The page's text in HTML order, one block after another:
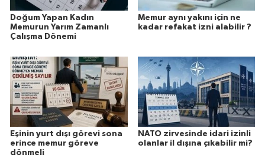
Doğum Yapan Kadın
Memurun Yarım Zamanlı
Çalışma Dönemi
Memur aynı yakını için ne
kadar refakat izni alabilir ?
Eşinin yurt dışı görevi sona
erince memur göreve
dönmeli
NATO zirvesinde idari izinli
olanlar il dışına çıkabilir mi?